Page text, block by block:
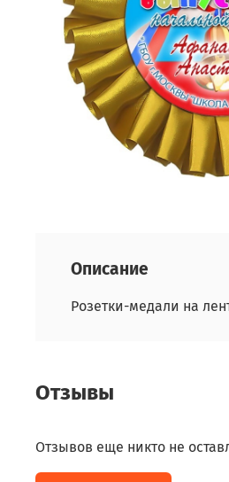
Описание
Розетки-медали на
Отзывы
Отзывов еще никто не